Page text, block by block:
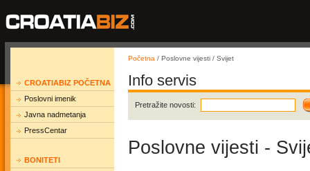
CROATIABIZ POČETNA
Poslovni imenik
Javna nadmetanja
PressCentar
BONITETI
Početna / Poslovne vijesti / Svijet
Info servis
Pretražite novosti:
Poslovne vijesti -